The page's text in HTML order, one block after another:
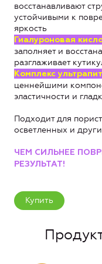
восстанавливают
устойчивыми к
яркость
Гиалуроновая
заполняет и
разглаживает
Комплекс
ценнейшими
эластичности и
Подходит для
осветленных и
ЧЕМ СИЛЬНЕЕ
РЕЗУЛЬТАТ!
Купить